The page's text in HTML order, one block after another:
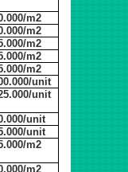
m2
m2
m2
m2
m2
unit
unit
unit
unit
m2
m2